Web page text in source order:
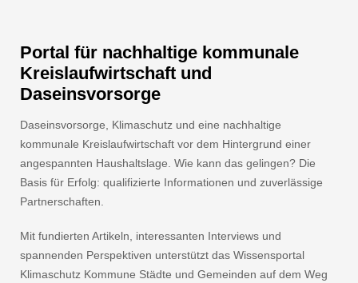
Portal für nachhaltige kommunale
Kreislaufwirtschaft und
Daseinsvorsorge
Daseinsvorsorge, Klimaschutz und eine nachhaltige
kommunale Kreislaufwirtschaft vor dem Hintergrund einer
angespannten Haushaltslage. Wie kann das gelingen? Die
Basis für Erfolg: qualifizierte Informationen und zuverlässige
Partnerschaften.
Mit fundierten Artikeln, interessanten Interviews und
spannenden Perspektiven unterstützt das Wissensportal
Klimaschutz Kommune Städte und Gemeinden auf dem Weg